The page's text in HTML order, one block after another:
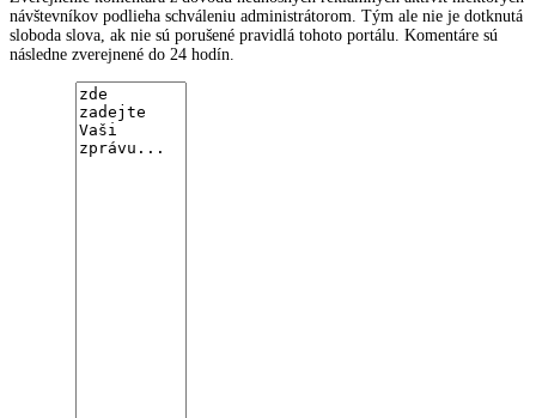
návštevníkov podlieha schváleniu administrátorom. Tým ale nie je dotknutá
sloboda slova, ak nie sú porušené pravidlá tohoto portálu. Komentáre sú
následne zverejnené do 24 hodín.